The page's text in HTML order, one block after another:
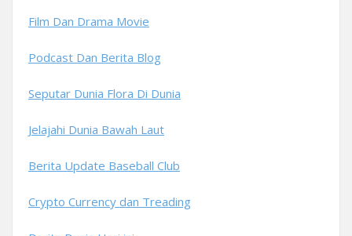
Film Dan Drama Movie
Podcast Dan Berita Blog
Seputar Dunia Flora Di Dunia
Jelajahi Dunia Bawah Laut
Berita Update Baseball Club
Crypto Currency dan Treading